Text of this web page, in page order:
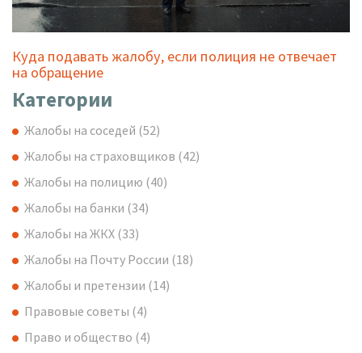
Куда подавать жалобу, если полиция не отвечает
на обращение
Категории
Жалобы на соседей (52)
Жалобы на страховщиков (42)
Жалобы на полицию (40)
Жалобы на банки (34)
Жалобы на ЖКХ (33)
Жалобы на Почту России (18)
Жалобы и претензии (14)
Правовые советы (4)
Право и общество (4)